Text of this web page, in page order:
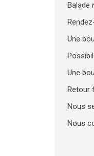
Balade
Une
Une
Retour
Nous
Nous